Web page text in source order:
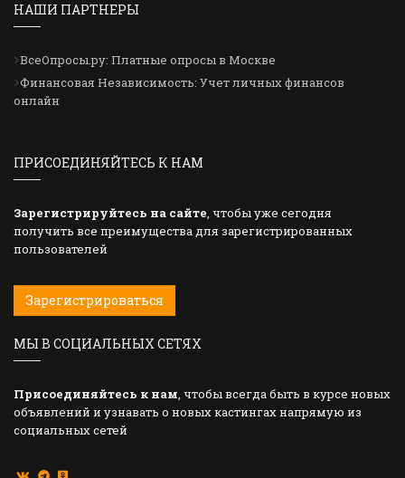
НАШИ ПАРТНЕРЫ
ВсеОпросы.ру: Платные опросы в Москве
Финансовая Независимость: Учет личных финансов
онлайн
ПРИСОЕДИНЯЙТЕСЬ К НАМ
Зарегистрируйтесь на сайте, чтобы уже сегодня
получить все преимущества для зарегистрированных
пользователей
Зарегистрироваться
МЫ В СОЦИАЛЬНЫХ СЕТЯХ
Присоединяйтесь к нам, чтобы всегда быть в курсе новых
объявлений и узнавать о новых кастингах напрямую из
социальных сетей